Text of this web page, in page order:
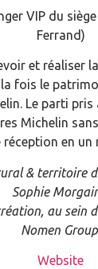
VIP du
Ferrand)
et réaliser
fois le
Le parti pris
Michelin
réception en un
& territoire
Sophie
au sein
Nomen
Website